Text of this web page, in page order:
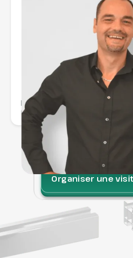
Frédéric Collignon
Co-gérant et directeur commercial
Organiser une